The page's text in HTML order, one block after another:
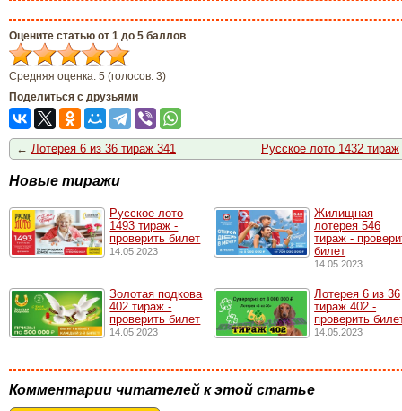
Оцените статью от 1 до 5 баллов
Средняя оценка: 5 (голосов: 3)
Поделиться с друзьями
← Лотерея 6 из 36 тираж 341 Русское лото 1432 тираж
Новые тиражи
Русское лото
1493 тирaж -
проверить билет
14.05.2023
Жилищная
лотерея 546
тираж -
билет
14.05.2023
Золотая подкова
402 тираж -
проверить билет
14.05.2023
Лотерея 6 из 36
тираж 402 -
проверить
14.05.2023
Комментарии читателей к этой статье